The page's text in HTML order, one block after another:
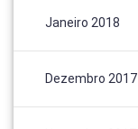
Janeiro 2018
Dezembro 2017